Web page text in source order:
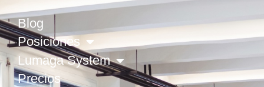
Blog
Posiciones
Lumaga System
Precios